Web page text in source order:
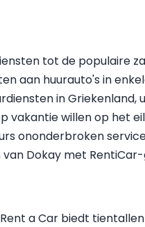
tot de populaire
aan huurauto's in
in Griekenland,
vakantie willen op het
ononderbroken
Dokay met
a Car biedt tientallen